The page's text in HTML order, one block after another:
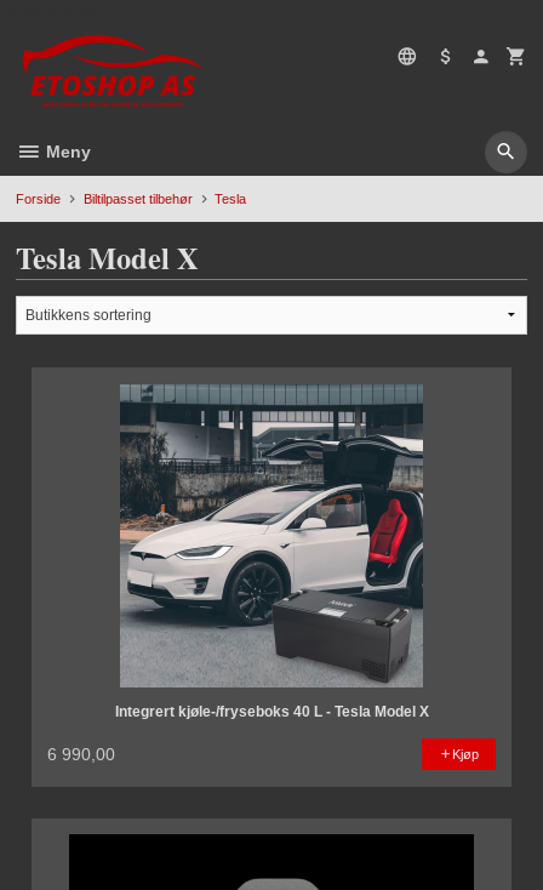
til
innholdet
Meny
Forside Biltilpasset tilbehør Tesla
Tesla Model X
Integrert kjøle-/fryseboks 40 L - Tesla Model X
6 990,00 Kjøp